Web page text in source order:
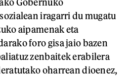
iragarri du mugatu
aipamenak eta
foro gisa jaio bazen
zenbaitek erabilera
oharrean dioenez,